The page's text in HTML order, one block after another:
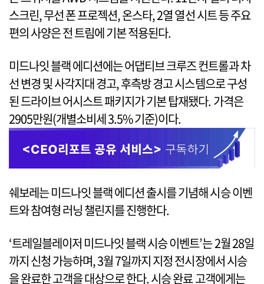
스크린, 무선 폰 프로젝션, 온스타, 2열 열선 시트 등 주요
편의 사양은 전 트림에 기본 적용된다.
미드나잇 블랙 에디션에는 어댑티브 크루즈 컨트롤과 차
선 변경 및 사각지대 경고, 후측방 경고 시스템으로 구성
된 드라이브 어시스트 패키지가 기본 탑재됐다. 가격은
2905만원(개별소비세 3.5% 기준)이다.
쉐보레는 미드나잇 블랙 에디션 출시를 기념해 시승 이벤
트와 참여형 러닝 챌린지를 진행한다.
‘트레일블레이저 미드나잇 블랙 시승 이벤트’는 2월 28일
까지 신청 가능하며, 3월 7일까지 지정 전시장에서 시승
을 완료한 고객을 대상으로 한다. 시승 완료 고객에게는